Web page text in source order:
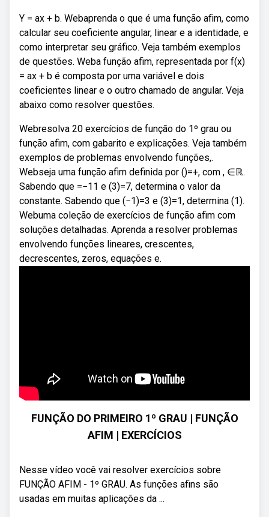
Y = ax + b. Webaprenda o que é uma função afim, como
calcular seu coeficiente angular, linear e a identidade, e
como interpretar seu gráfico. Veja também exemplos
de questões. Weba função afim, representada por f(x)
= ax + b é composta por uma variável e dois
coeficientes linear e o outro chamado de angular. Veja
abaixo como resolver questões.
Webresolva 20 exercícios de função do 1º grau ou
função afim, com gabarito e explicações. Veja também
exemplos de problemas envolvendo funções,.
Webseja uma função afim definida por ()=+, com , ∈ℝ.
Sabendo que =−11 e (3)=7, determina o valor da
constante. Sabendo que (−1)=3 e (3)=1, determina (1).
Webuma coleção de exercícios de função afim com
soluções detalhadas. Aprenda a resolver problemas
envolvendo funções lineares, crescentes,
decrescentes, zeros, equações e.
FUNÇÃO DO PRIMEIRO 1º GRAU | FUNÇÃO
AFIM | EXERCÍCIOS
Nesse vídeo você vai resolver exercícios sobre
FUNÇÃO AFIM - 1º GRAU. As funções afins são
usadas em muitas aplicações da ...